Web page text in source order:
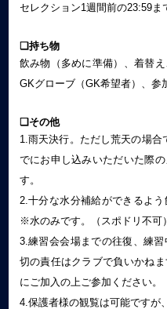
セレクション1週間前の23:59ま
❏持ち物
飲み物（多めに準備）、着替
GKグローブ（GK希望者）、参
❏その他
1.雨天決行。ただし荒天の場合
でにお申し込みいただいた際
す。
2.十分な水分補給ができるよ
※水のみです。（スポドリ不可）
3.練習会会場までの往復、練
切の責任はクラブで負いかね
にご加入の上ご参加ください。
4.保護者様の観覧は可能ですが